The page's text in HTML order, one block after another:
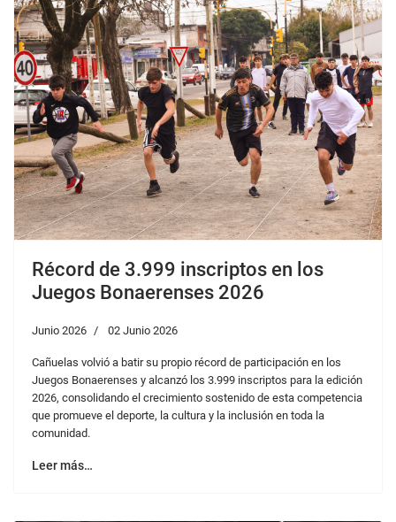
Récord de 3.999 inscriptos en los
Juegos Bonaerenses 2026
Junio 2026 02 Junio 2026
Cañuelas volvió a batir su propio récord de participación en los
Juegos Bonaerenses y alcanzó los 3.999 inscriptos para la edición
2026, consolidando el crecimiento sostenido de esta competencia
que promueve el deporte, la cultura y la inclusión en toda la
comunidad.
Leer más…